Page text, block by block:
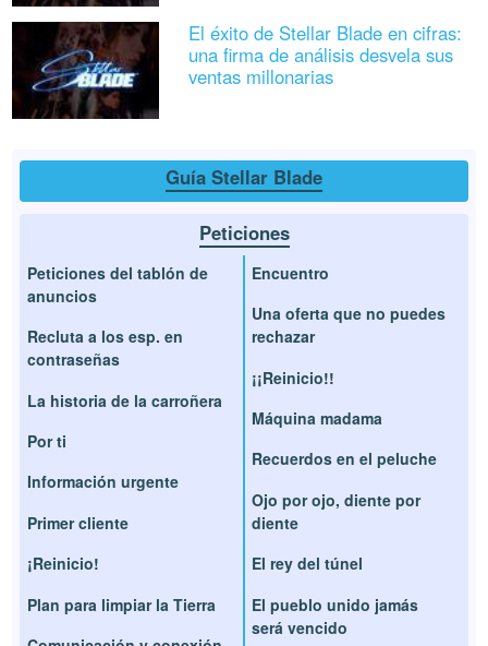
El éxito de Stellar Blade en cifras:
una firma de análisis desvela sus
ventas millonarias
Guía Stellar Blade
Peticiones
Peticiones del tablón de
anuncios
Recluta a los esp. en
contraseñas
La historia de la carroñera
Por ti
Información urgente
Primer cliente
¡Reinicio!
Plan para limpiar la Tierra
Encuentro
Una oferta que no puedes
rechazar
¡¡Reinicio!!
Máquina madama
Recuerdos en el peluche
Ojo por ojo, diente por
diente
El rey del túnel
El pueblo unido jamás
será vencido